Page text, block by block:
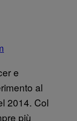
e
al
2014. Col
più